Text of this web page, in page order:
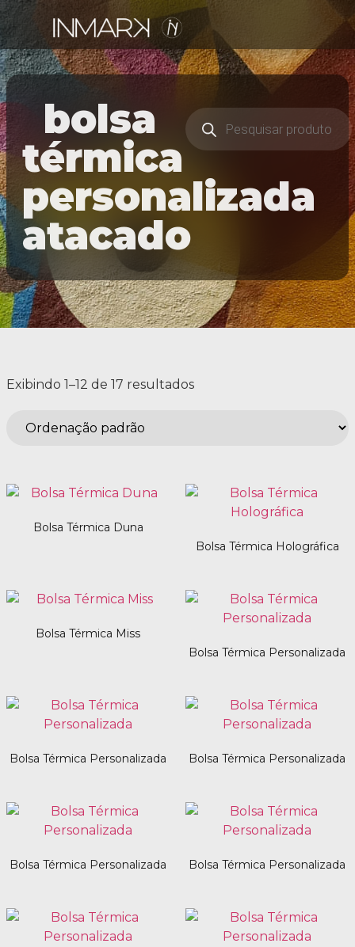
bolsa
térmica
personalizada
atacado
Exibindo 1–12 de 17 resultados
Bolsa Térmica Duna
Bolsa Térmica Holográfica
Bolsa Térmica Miss
Bolsa Térmica Personalizada
Bolsa Térmica Personalizada Bolsa Térmica Personalizada
Bolsa Térmica Personalizada Bolsa Térmica Personalizada